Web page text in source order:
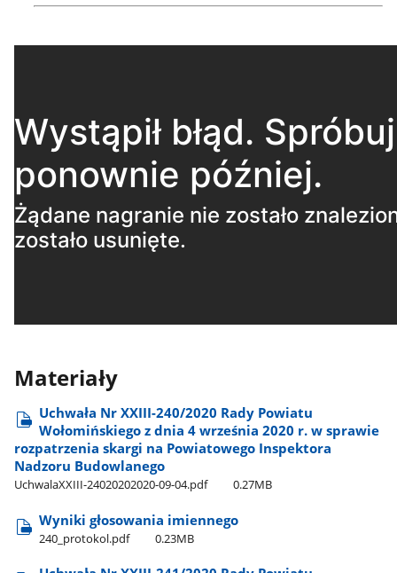
Materiały
Uchwała Nr XXIII-240/2020 Rady Powiatu
Wołomińskiego z dnia 4 września 2020 r. w sprawie
rozpatrzenia skargi na Powiatowego Inspektora
Nadzoru Budowlanego
UchwalaXXIII-24020202020-09-04.pdf 0.27MB
Wyniki głosowania imiennego
240​_protokol.pdf 0.23MB